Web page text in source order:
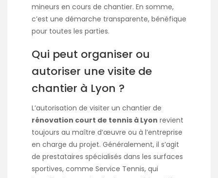
mineurs en cours de chantier. En somme,
c’est une démarche transparente, bénéfique
pour toutes les parties.
Qui peut organiser ou
autoriser une visite de
chantier à Lyon ?
L’autorisation de visiter un chantier de
rénovation court de tennis à Lyon revient
toujours au maître d’œuvre ou à l’entreprise
en charge du projet. Généralement, il s’agit
de prestataires spécialisés dans les surfaces
sportives, comme Service Tennis, qui